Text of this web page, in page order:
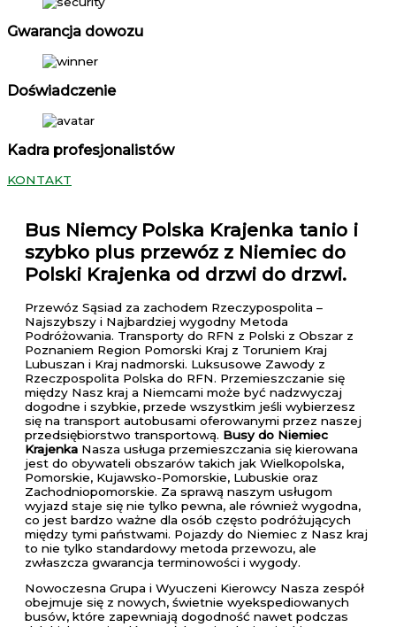
Gwarancja dowozu
Doświadczenie
Kadra profesjonalistów
KONTAKT
Bus Niemcy Polska Krajenka tanio i
szybko plus przewóz z Niemiec do
Polski Krajenka od drzwi do drzwi.
Przewóz Sąsiad za zachodem Rzeczypospolita –
Najszybszy i Najbardziej wygodny Metoda
Podróżowania. Transporty do RFN z Polski z Obszar z
Poznaniem Region Pomorski Kraj z Toruniem Kraj
Lubuszan i Kraj nadmorski. Luksusowe Zawody z
Rzeczpospolita Polska do RFN. Przemieszczanie się
między Nasz kraj a Niemcami może być nadzwyczaj
dogodne i szybkie, przede wszystkim jeśli wybierzesz
się na transport autobusami oferowanymi przez naszej
przedsiębiorstwo transportową. Busy do Niemiec
Krajenka Nasza usługa przemieszczania się kierowana
jest do obywateli obszarów takich jak Wielkopolska,
Pomorskie, Kujawsko-Pomorskie, Lubuskie oraz
Zachodniopomorskie. Za sprawą naszym usługom
wyjazd staje się nie tylko pewna, ale również wygodna,
co jest bardzo ważne dla osób często podróżujących
między tymi państwami. Pojazdy do Niemiec z Nasz kraj
to nie tylko standardowy metoda przewozu, ale
zwłaszcza gwarancja terminowości i wygody.
Nowoczesna Grupa i Wyuczeni Kierowcy Nasza zespół
obejmuje się z nowych, świetnie wyekspediowanych
busów, które zapewniają dogodność nawet podczas